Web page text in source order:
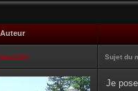
Auteur
Sujet du
Je